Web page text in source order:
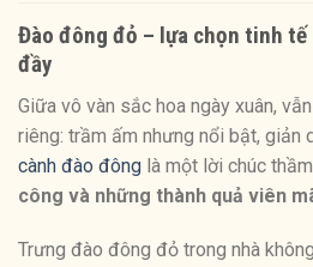
Đào đông đỏ – lựa chọn tinh
đầy
Giữa vô vàn sắc hoa ngày xuân,
riêng: trầm ấm nhưng nổi bật, giản
cành đào đông là một lời chúc
công và những thành quả viên
Trưng đào đông đỏ trong nhà